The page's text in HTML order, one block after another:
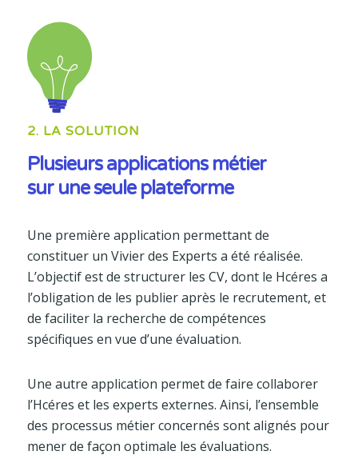
2. LA SOLUTION
Plusieurs applications métier
sur une seule plateforme
Une première application permettant de
constituer un Vivier des Experts a été réalisée.
L’objectif est de structurer les CV, dont le Hcéres a
l’obligation de les publier après le recrutement, et
de faciliter la recherche de compétences
spécifiques en vue d’une évaluation.
Une autre application permet de faire collaborer
l’Hcéres et les experts externes. Ainsi, l’ensemble
des processus métier concernés sont alignés pour
mener de façon optimale les évaluations.